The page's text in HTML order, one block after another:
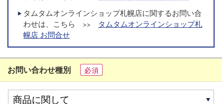
タムタムオンラインショップ札幌店に関するお問い合
わせは、こちら
>>
タムタムオンラインショップ札
幌店 お問合せ
お問い合わせ種別 必須